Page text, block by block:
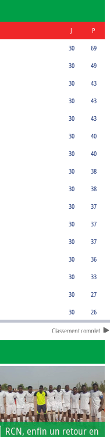
J
P
30
69
30
49
30
43
30
43
30
43
30
40
30
40
30
38
30
38
30
37
30
37
30
37
30
36
30
33
30
27
30 26
Classement complet
RCN, enfin un retour en